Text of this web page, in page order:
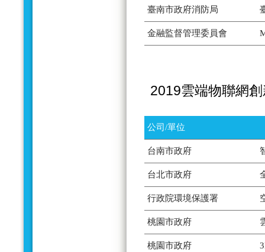
臺南市政府消防局
金融監督管理委員會
2019雲端物聯網
公司/單位
台南市政府
台北市政府
行政院環境保護署
桃園市政府
桃園市政府